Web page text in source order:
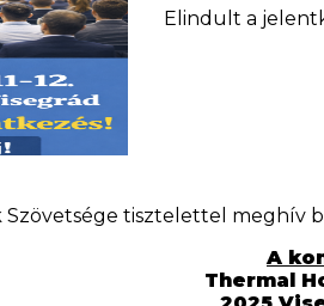
Elindult a
Szövetsége tisztelettel meghív
A
Thermal